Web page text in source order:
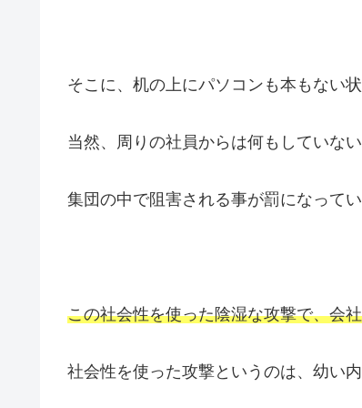
そこに、机の上にパソコンも本もない状
当然、周りの社員からは何もしていな
集団の中で阻害される事が罰になってい
この社会性を使った陰湿な攻撃で、会
社会性を使った攻撃というのは、幼い内